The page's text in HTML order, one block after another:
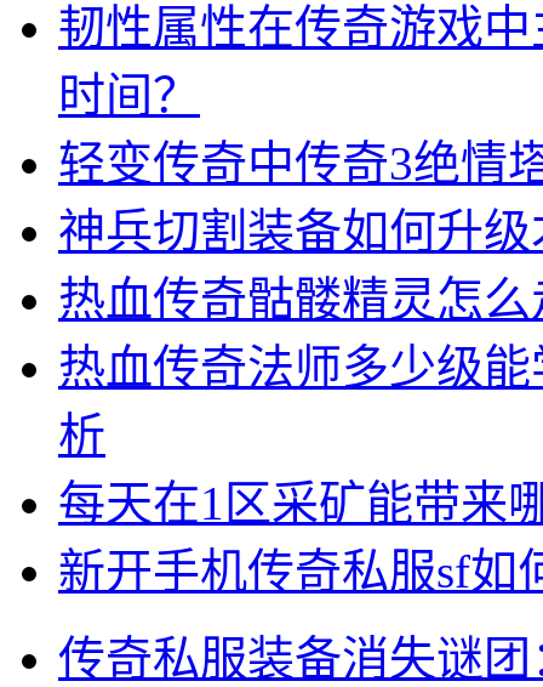
韧性属性在传奇游戏
时间？
轻变传奇中传奇3绝情
神兵切割装备如何升
热血传奇骷髅精灵怎
热血传奇法师多少级
析
每天在1区采矿能带来
新开手机传奇私服sf如
传奇私服装备消失谜